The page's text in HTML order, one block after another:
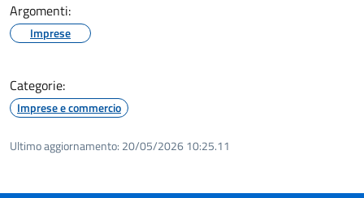
Argomenti:
Imprese
Categorie:
Imprese e commercio
Ultimo aggiornamento: 20/05/2026 10:25.11